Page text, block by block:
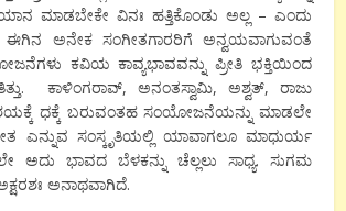
ಮಾಡಬೇಕೇ ವಿನಃ ಹತ್ತಿಕೊಂಡು ಅಲ್ಲ – ಎಂದು
ಈಗಿನ ಅನೇಕ ಸಂಗೀತಗಾರರಿಗೆ ಅನ್ವಯವಾಗುವಂತೆ
ಕವಿಯ ಕಾವ್ಯಭಾವವನ್ನು ಪ್ರೀತಿ ಭಕ್ತಿಯಿಂದ
ಕಾಳಿಂಗರಾವ್, ಅನಂತಸ್ವಾಮಿ, ಅಶ್ವತ್, ರಾಜು
ಧಕ್ಕೆ ಬರುವಂತಹ ಸಂಯೋಜನೆಯನ್ನು ಮಾಡಲೇ
ಎನ್ನುವ ಸಂಸ್ಕೃತಿಯಲ್ಲಿ ಯಾವಾಗಲೂ ಮಾಧುರ್ಯ
ಅದು ಭಾವದ ಬೆಳಕನ್ನು ಚೆಲ್ಲಲು ಸಾಧ್ಯ. ಸುಗಮ
ಅನಾಥವಾಗಿದೆ.